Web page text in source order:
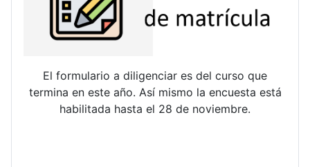
El formulario a diligenciar es del curso que
termina en este año. Así mismo la encuesta está
habilitada hasta el 28 de noviembre.